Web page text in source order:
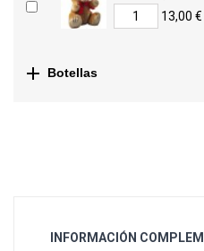
13,00 €
 Botellas
INFORMACIÓN